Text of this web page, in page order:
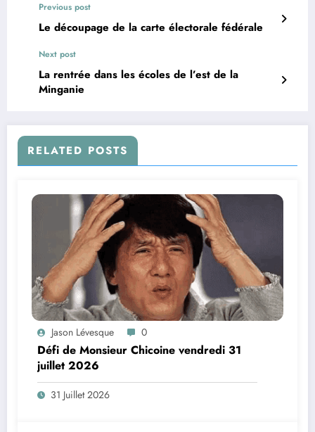
Previous post
Le découpage de la carte électorale fédérale
Next post
La rentrée dans les écoles de l’est de la
Minganie
RELATED POSTS
Jason Lévesque 0
Défi de Monsieur Chicoine vendredi 31
juillet 2026
31 Juillet 2026